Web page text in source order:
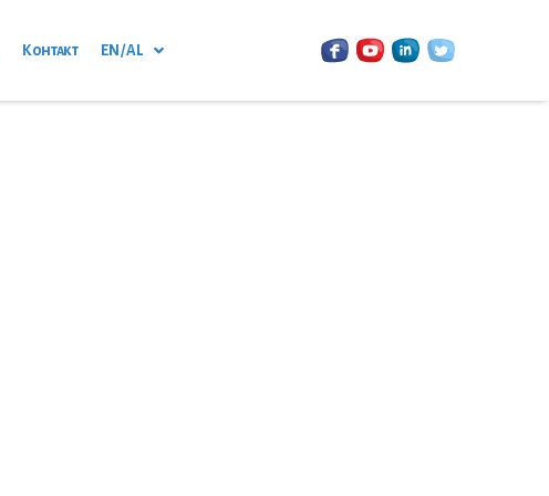
Контакт EN / AL